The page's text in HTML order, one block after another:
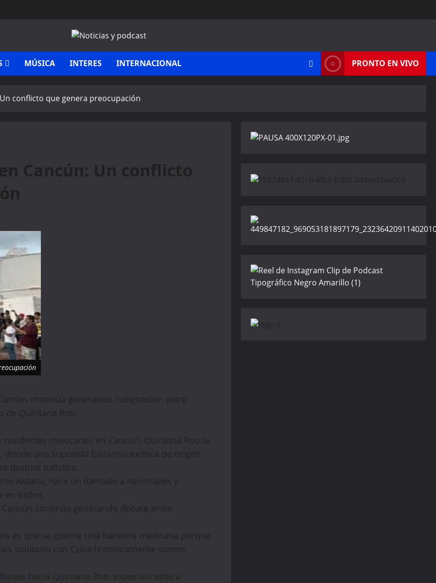
MÚSICA INTERES INTERNACIONAL PRONTO EN VIVO
conflicto que genera preocupación
Cancún: Un conflicto
continúa generando indignación entre
de Quintana Roo.
mexicanos en Cancún, Quintana Roo la
una supuesta bailarina exótica de origen
destino turístico.
Aldana, hace un llamado a nacionales y
en orden.
continúa generando debate entre
es que se queme una bandera mexicana porque
solidario con Cuba históricamente somos
hacia Quintana Roo, especialmente a